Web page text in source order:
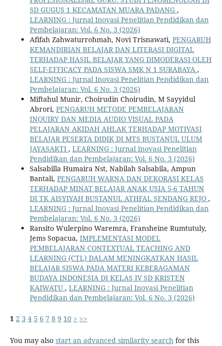
SD GUGUS 1 KECAMATAN MUARA PADANG ,
LEARNING : Jurnal Inovasi Penelitian Pendidikan dan
Pembelajaran: Vol. 6 No. 3 (2026)
Afifah Zahwaturrohmah, Novi Trisnawati, PENGARUH
KEMANDIRIAN BELAJAR DAN LITERASI DIGITAL
TERHADAP HASIL BELAJAR YANG DIMODERASI OLEH
SELF-EFFICACY PADA SISWA SMK N 1 SURABAYA ,
LEARNING : Jurnal Inovasi Penelitian Pendidikan dan
Pembelajaran: Vol. 6 No. 3 (2026)
Miftahul Munir, Choirudin Choirudin, M Sayyidul
Abrori, PENGARUH METODE PEMBELAJARAN
INQUIRY DAN MEDIA AUDIO VISUAL PADA
PELAJARAN AKIDAH AHLAK TERHADAP MOTIVASI
BELAJAR PESERTA DIDIK DI MTS BUSTANUL ULUM
JAYASAKTI , LEARNING : Jurnal Inovasi Penelitian
Pendidikan dan Pembelajaran: Vol. 6 No. 3 (2026)
Salsabilla Humaira Nst, Nabilah Salsabila, Ampun
Bantali, PENGARUH WARNA DAN DEKORASI KELAS
TERHADAP MINAT BELAJAR ANAK USIA 5-6 TAHUN
DI TK AISYIYAH BUSTANUL ATHFAL SENDANG REJO ,
LEARNING : Jurnal Inovasi Penelitian Pendidikan dan
Pembelajaran: Vol. 6 No. 3 (2026)
Ransito Wulerpino Waremra, Fransheine Rumtutuly,
Jems Sopacua, IMPLEMENTASI MODEL
PEMBELAJARAN CONTEXTUAL TEACHING AND
LEARNING (CTL) DALAM MENINGKATKAN HASIL
BELAJAR SISWA PADA MATERI KEBERAGAMAN
BUDAYA INDONESIA DI KELAS IV SD KRISTEN
KAIWATU , LEARNING : Jurnal Inovasi Penelitian
Pendidikan dan Pembelajaran: Vol. 6 No. 3 (2026)
1 2 3 4 5 6 7 8 9 10 > >>
You may also start an advanced similarity searchfor this